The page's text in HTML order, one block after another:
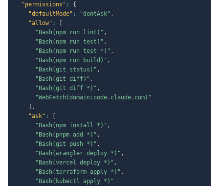
"permissions" :
{
"defaultMode" : "dontAsk" ,
"allow" :
"Bash(npm run lint)" ,
"Bash(npm run test)" ,
"Bash(npm run test *)" ,
"Bash(npm run build)" ,
"Bash(git status)" ,
"Bash(git diff)" ,
"Bash(git diff *)" ,
"WebFetch(domain:code.claude.com)"
,
"ask" :
"Bash(npm install *)" ,
"Bash(pnpm add *)" ,
"Bash(git push *)" ,
"Bash(wrangler deploy *)" ,
"Bash(vercel deploy *)" ,
"Bash(terraform apply *)" ,
"Bash(kubectl apply *)"